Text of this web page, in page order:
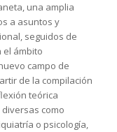
una amplia
a asuntos y
seguidos de
el ámbito
campo de
de la compilación
teórica
como
o psicología,